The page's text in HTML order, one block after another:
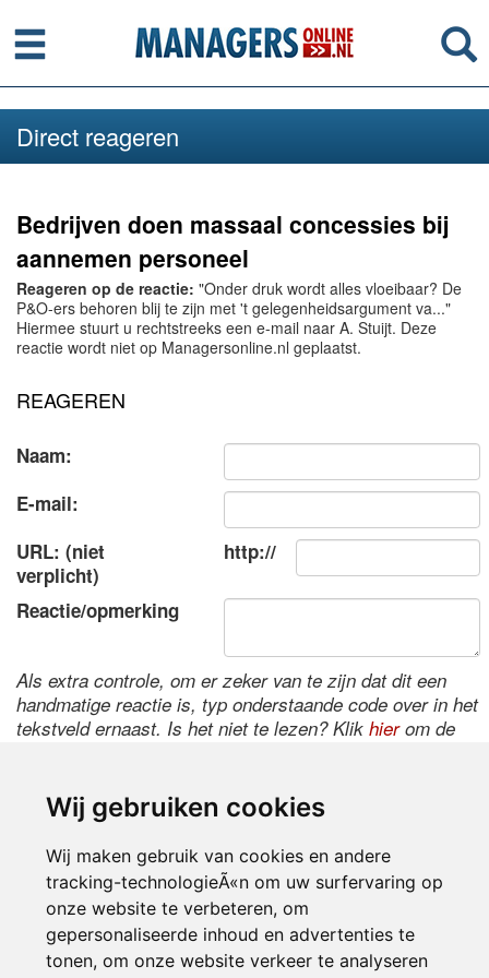
Wij gebruiken cookies
Wij maken gebruik van cookies en andere
tracking-technologieÃ«n om uw surfervaring op
onze website te verbeteren, om
gepersonaliseerde inhoud en advertenties te
tonen, om onze website verkeer te analyseren
Menu
Direct reageren
Bedrijven doen massaal concessies bij
aannemen personeel
Reageren op de reactie: "Onder druk wordt alles vloeibaar? De
P&O-ers behoren blij te zijn met 't gelegenheidsargument va..."
Hiermee stuurt u rechtstreeks een e-mail naar A. Stuijt. Deze
reactie wordt niet op Managersonline.nl geplaatst.
REAGEREN
Naam:
E-mail:
URL: (niet
verplicht)
http://
Reactie/opmerking
Als extra controle, om er zeker van te zijn dat dit een
handmatige reactie is, typ onderstaande code over in het
tekstveld ernaast. Is het niet te lezen? Klik hierom de